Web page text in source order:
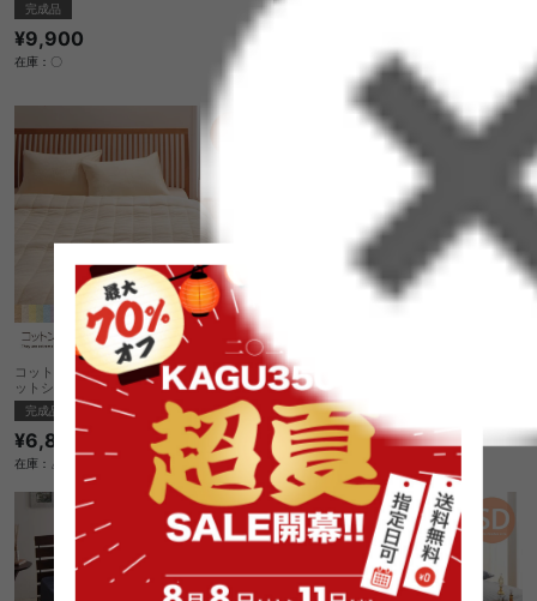
完成品
¥9,900
在庫：〇 ¥26,324
コットンタオルキルトケット&和式用フィ
ットシーツ【シングル】
完成品
¥6,850
在庫：△
コットンタオルキルトケット&和式用フィ
ットシーツ【セミダブル】
完成品
¥8,230
在庫：△